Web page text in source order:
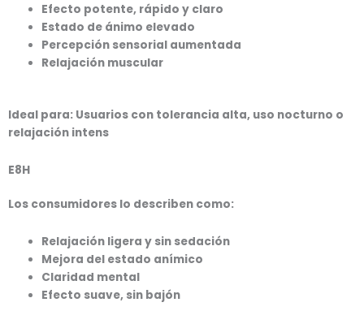
Efecto potente, rápido y claro
Estado de ánimo elevado
Percepción sensorial aumentada
Relajación muscular
Ideal para: Usuarios con tolerancia alta, uso nocturno o
relajación intens
E8H
Los consumidores lo describen como:
Relajación ligera y sin sedación
Mejora del estado anímico
Claridad mental
Efecto suave, sin bajón